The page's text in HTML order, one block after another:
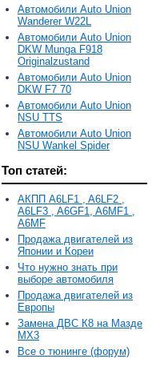
Автомобили Auto Union
Wanderer W22L
Автомобили Auto Union
DKW Munga F918
Originalzustand
Автомобили Auto Union
DKW F7 70
Автомобили Auto Union
NSU TTS
Автомобили Auto Union
NSU Wankel Spider
Топ статей:
АКПП A6LF1 , A6LF2 ,
A6LF3 , A6GF1, A6MF1 ,
A6MF
Продажа двигателей из
Японии и Кореи
Что нужно знать при
выборе автомобиля
Продажа двигателей из
Европы
Замена ДВС К8 на Мазде
MX3
Все о тюнинге (форум)